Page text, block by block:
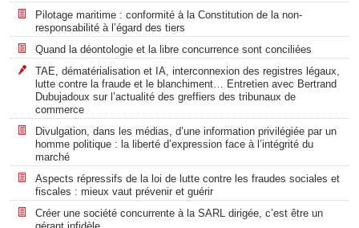
Pilotage maritime : conformité à la Constitution de la non-
responsabilité à l’égard des tiers
Quand la déontologie et la libre concurrence sont conciliées
TAE, dématérialisation et IA, interconnexion des registres légaux,
lutte contre la fraude et le blanchiment… Entretien avec Bertrand
Dubujadoux sur l’actualité des greffiers des tribunaux de
commerce
Divulgation, dans les médias, d’une information privilégiée par un
homme politique : la liberté d’expression face à l’intégrité du
marché
Aspects répressifs de la loi de lutte contre les fraudes sociales et
fiscales : mieux vaut prévenir et guérir
Créer une société concurrente à la SARL dirigée, c’est être un